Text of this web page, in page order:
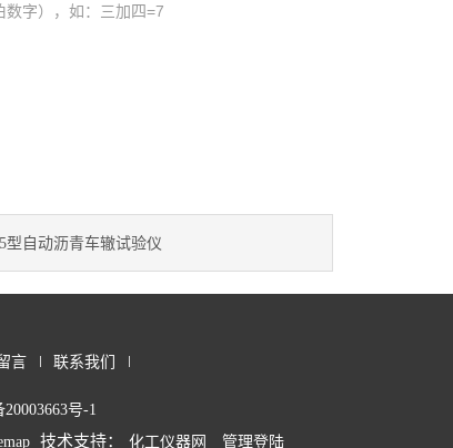
字），如：三加四=7
型自动沥青车辙试验仪
言 联系我们
号-1
技术支持： 化工仪器网 管理登陆